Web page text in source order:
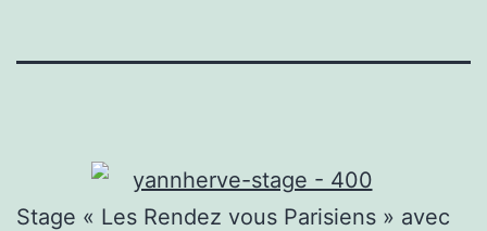
Stage « Les Rendez vous Parisiens » avec